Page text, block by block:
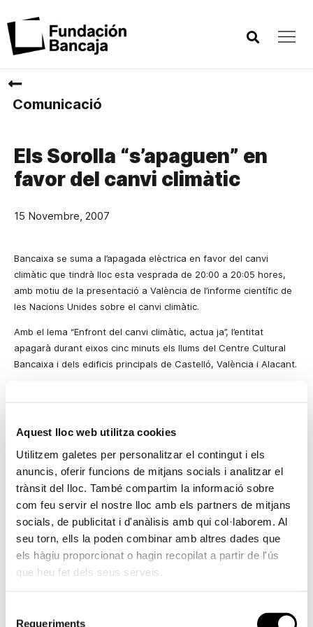
Aquest lloc web utilitza cookies
Utilitzem galetes per personalitzar el contingut i els
anuncis, oferir funcions de mitjans socials i analitzar el
trànsit del lloc. També compartim la informació sobre
com feu servir el nostre lloc amb els partners de mitjans
socials, de publicitat i d'anàlisis amb qui col·laborem. Al
seu torn, ells la poden combinar amb altres dades que
els hàgiu proporcionat o hagin recopilat a partir de l'ús
que heu fet dels seus serveis.
Requeriments
Comunicació
Els Sorolla “s’apaguen” en
favor del canvi climàtic
15 Novembre, 2007
Bancaixa se suma a l’apagada elèctrica en favor del canvi
climàtic que tindrà lloc esta vesprada de 20:00 a 20:05 hores,
amb motiu de la presentació a València de l’informe científic de
les Nacions Unides sobre el canvi climàtic.
Amb el lema “Enfront del canvi climàtic, actua ja”, l’entitat
apagarà durant eixos cinc minuts els llums del Centre Cultural
Bancaixa i dels edificis principals de Castelló, València i Alacant.
mesures de seguretat de l’edifici.
Bancaixa, que ja va participar en l’apagada que va tindre lloc el
passat mes de febrer,potenciaaixí la seua política de
Responsabilitat Social Corporativa, el principal objectiu de la
qual és contribuir al desenvolupament sostenible mitjançant una
políticamediambiental compromesa amb la preservació de
l’entorn mitjançant objectius d’eficiència energètica.
En este sentit, l’entitat disposa de sistemes de gestió
incorporant aspectes